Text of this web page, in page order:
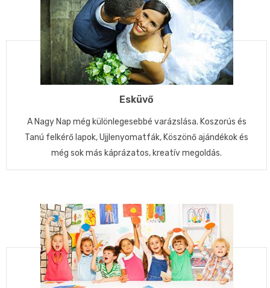
Esküvő
A Nagy Nap még különlegesebbé varázslása. Koszorús és
Tanú felkérő lapok, Ujjlenyomatfák, Köszönő ajándékok és
még sok más káprázatos, kreatív megoldás.